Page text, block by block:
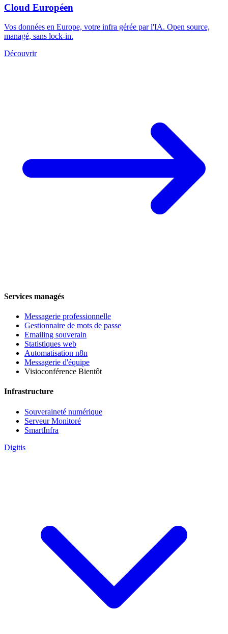
Cloud Européen
Vos données en Europe, votre infra gérée par l'IA. Open source,
managé, sans lock-in.
Découvrir
Services managés
Messagerie professionnelle
Gestionnaire de mots de passe
Emailing souverain
Statistiques web
Automatisation n8n
Messagerie d'équipe
Visioconférence Bientôt
Infrastructure
Souveraineté numérique
Serveur Monitoré
SmartInfra
Digitis